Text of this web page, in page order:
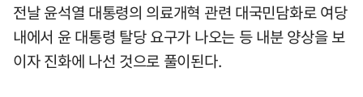
전날 윤석열 대통령의 의료개혁 관련 대국민담화로 여당
내에서 윤 대통령 탈당 요구가 나오는 등 내분 양상을 보
이자 진화에 나선 것으로 풀이된다.